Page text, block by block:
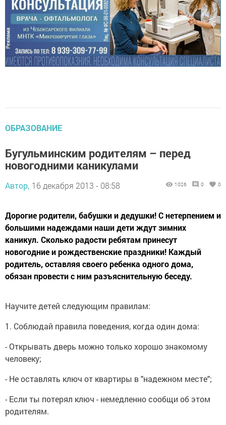
ОБРАЗОВАНИЕ
Бугульминским родителям – перед
новогодними каникулами
Автор, 16 декабря 2013 - 08:58 1026 0 0
Дорогие родители, бабушки и дедушки! С нетерпением и
большими надеждами наши дети ждут зимних
каникул. Сколько радости ребятам принесут
новогодние и рождественские праздники! Каждый
родитель, оставляя своего ребенка одного дома,
обязан провести с ним разъяснительную беседу.
Научите детей следующим правилам:
1. Соблюдай правила поведения, когда один дома:
- Открывать дверь можно только хорошо знакомому
человеку;
- Не оставлять ключ от квартиры в "надежном месте";
- Если ты потерял ключ - немедленно сообщи об этом
родителям.